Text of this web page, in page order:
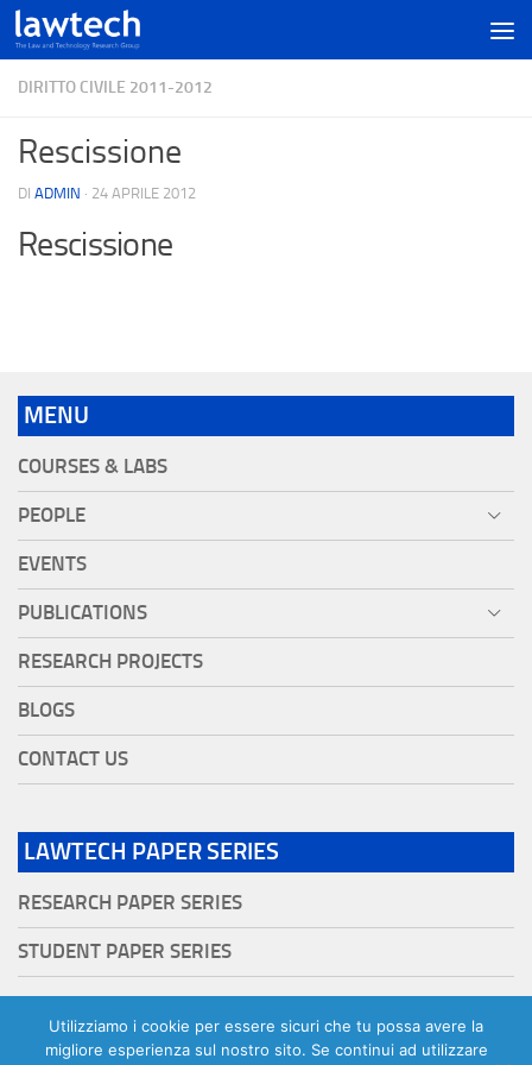
DIRITTO CIVILE 2011-2012
Rescissione
DI ADMIN · 24 APRILE 2012
Rescissione
MENU
COURSES & LABS
PEOPLE
EVENTS
PUBLICATIONS
RESEARCH PROJECTS
BLOGS
CONTACT US
LAWTECH PAPER SERIES
RESEARCH PAPER SERIES
STUDENT PAPER SERIES
Utilizziamo i cookie per essere sicuri che tu possa avere la
migliore esperienza sul nostro sito. Se continui ad utilizzare